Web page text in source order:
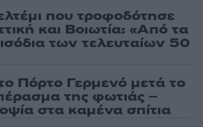
που τροφοδότησε
και Βοιωτία: «Από τα
των τελευταίων 50
Πόρτο Γερμενό μετά το
της φωτιάς –
στα καμένα σπίτια